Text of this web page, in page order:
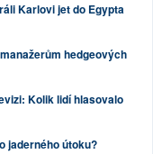
Karlovi jet do Egypta
hedgeových
Kolik lidí hlasovalo
jaderného útoku?